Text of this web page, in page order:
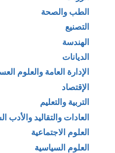
الطب والصحة
التصنيع
الهندسة
الديانات
الإدارة العامة والعلوم
الإقتصاد
التربية والتعليم
العادات والتقاليد والأدب
العلوم الاجتماعية
العلوم السياسية